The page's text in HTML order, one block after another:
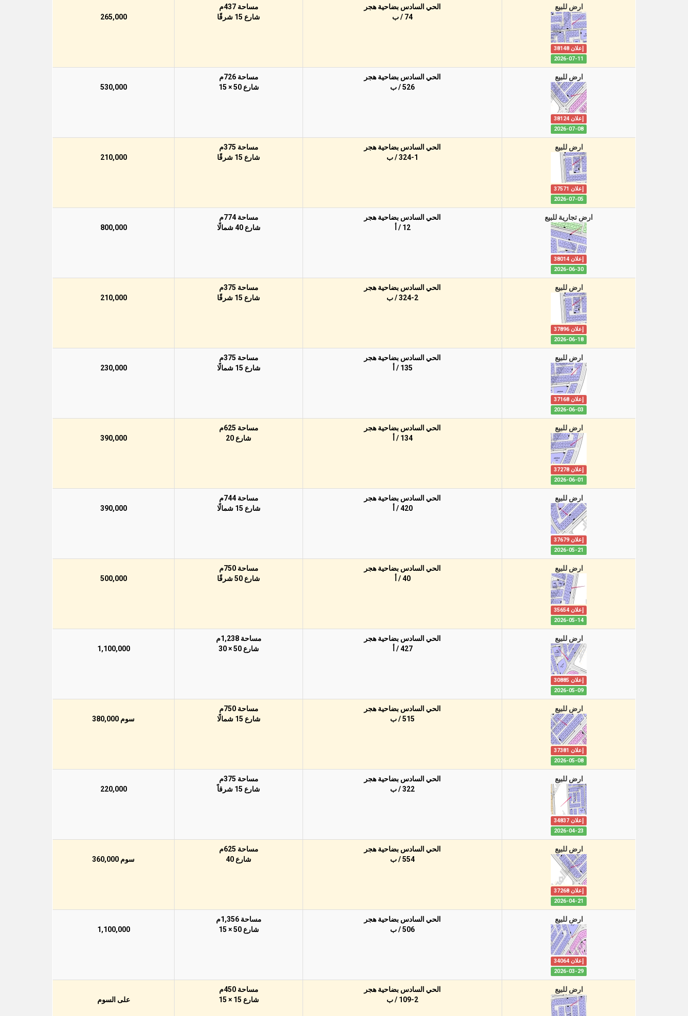
ارض للبيع
إعلان 38148
2026-07-11
الحي السادس بضاحية هجر
74 / ب
مساحة 437م
شارع 15 شرقًا
265,000
ارض للبيع
إعلان 38124
2026-07-08
الحي السادس بضاحية هجر
526 / ب
مساحة 726م
شارع 50 × 15
530,000
ارض للبيع
إعلان 37571
2026-07-05
الحي السادس بضاحية هجر
324-1 / ب
مساحة 375م
شارع 15 شرقًا
210,000
ارض تجارية للبيع
إعلان 38014
2026-06-30
الحي السادس بضاحية هجر
12 / أ
مساحة 774م
شارع 40 شمالًا
800,000
ارض للبيع
إعلان 37896
2026-06-18
الحي السادس بضاحية هجر
324-2 / ب
مساحة 375م
شارع 15 شرقًا
210,000
ارض للبيع
إعلان 37168
2026-06-03
الحي السادس بضاحية هجر
135 / أ
مساحة 375م
شارع 15 شمالًا
230,000
ارض للبيع
إعلان 37278
2026-06-01
الحي السادس بضاحية هجر
134 / أ
مساحة 625م
شارع 20
390,000
ارض للبيع
إعلان 37679
2026-05-21
الحي السادس بضاحية هجر
420 / أ
مساحة 744م
شارع 15 شمالًا
390,000
ارض للبيع
إعلان 35654
2026-05-14
الحي السادس بضاحية هجر
40 / أ
مساحة 750م
شارع 50 شرقًا
500,000
ارض للبيع
إعلان 30885
2026-05-09
الحي السادس بضاحية هجر
427 / أ
مساحة 1,238م
شارع 50 × 30
1,100,000
ارض للبيع
إعلان 37381
2026-05-08
الحي السادس بضاحية هجر
515 / ب
مساحة 750م
شارع 15 شمالًا
سوم 380,000
ارض للبيع
إعلان 34837
2026-04-23
الحي السادس بضاحية هجر
322 / ب
مساحة 375م
شارع 15 شرقاً
220,000
ارض للبيع
إعلان 37268
2026-04-21
الحي السادس بضاحية هجر
554 / ب
مساحة 625م
شارع 40
سوم 360,000
ارض للبيع
إعلان 34064
2026-03-29
الحي السادس بضاحية هجر
506 / ب
مساحة 1,356م
شارع 50 × 15
1,100,000
ارض للبيع
الحي السادس بضاحية هجر
109-2 / ب
مساحة 450م
شارع 15 × 15
على السوم